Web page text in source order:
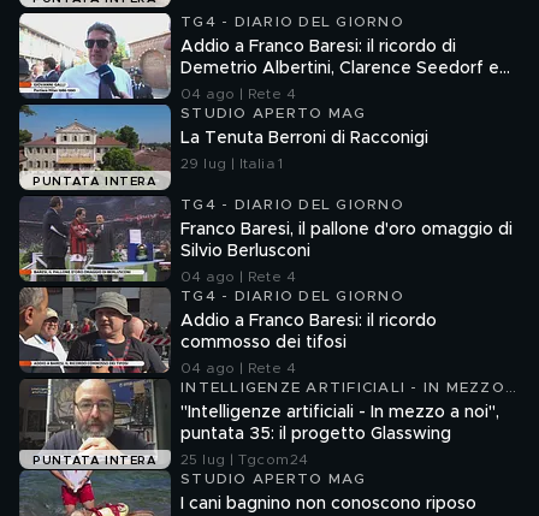
TG4 - DIARIO DEL GIORNO
Addio a Franco Baresi: il ricordo di
Demetrio Albertini, Clarence Seedorf e
Giovanni Galli
04 ago | Rete 4
PUNTATA INTERA
STUDIO APERTO MAG
La Tenuta Berroni di Racconigi
29 lug | Italia 1
TG4 - DIARIO DEL GIORNO
Franco Baresi, il pallone d'oro omaggio di
Silvio Berlusconi
04 ago | Rete 4
TG4 - DIARIO DEL GIORNO
Addio a Franco Baresi: il ricordo
commosso dei tifosi
04 ago | Rete 4
PUNTATA INTERA
INTELLIGENZE ARTIFICIALI - IN MEZZO
A NOI
"Intelligenze artificiali - In mezzo a noi",
puntata 35: il progetto Glasswing
25 lug | Tgcom24
STUDIO APERTO MAG
I cani bagnino non conoscono riposo